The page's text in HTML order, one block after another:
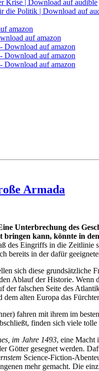
Armada
Unterbrechung des
kann, könnte in
des Eingriffs in die
bereits in der dafür
sich diese grundsätzliche
Ablauf der Historie. Wenn
der falschen Seite des
alten Europa das
fahren mit ihrem im
finden sich viele
im Jahre 1493, eine Macht
Götter gesegnet werden.
Science-Fiction-
mehr gemacht. Die